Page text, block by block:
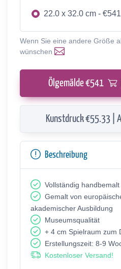
22.0 x 32.0 cm - €541
Wenn Sie eine andere Größe
wünschen
Ölgemälde €541
Kunstdruck €55.33 |
Beschreibung
Vollständig handbemalt
Gemalt von
akademischer Ausbildung
Museumsqualität
+ 4 cm Spielraum zum
Erstellungszeit: 8-9
Kostenloser Versand!